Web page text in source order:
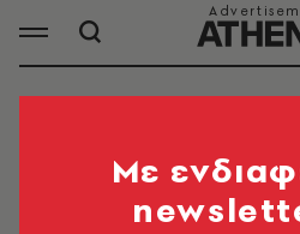
ΝΑΟΜΙ ΟΣΑΚΑ
Mε